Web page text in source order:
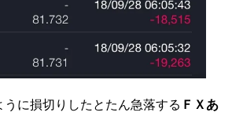
に損切りしたとたん急落する ＦＸあ